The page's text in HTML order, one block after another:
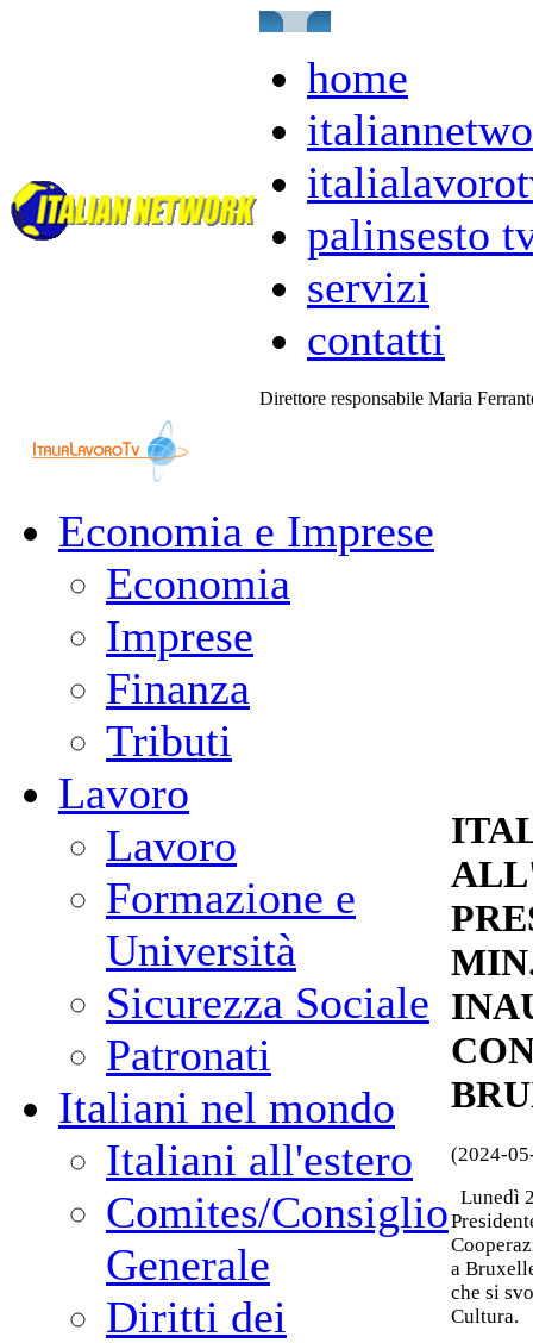
home
palinsesto
servizi
contatti
Direttore responsabile Maria
Economia e Imprese
Economia
Imprese
Finanza
Tributi
Lavoro
Lavoro
Formazione e
Università
Sicurezza Sociale
Patronati
Italiani nel mondo
Italiani all'estero
Comites/Consiglio
Generale
Diritti dei
(2024-
Lunedì
a
che si
Cultura.